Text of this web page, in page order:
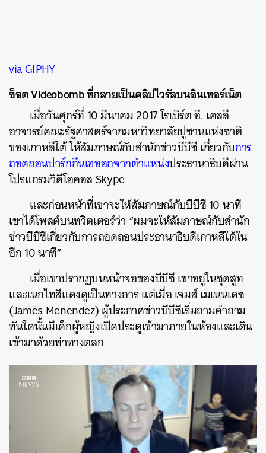
via GIPHY
ช็อต Videobomb ที่กลายเป็นคลิปไวรัลบนอินเทอร์เน็ต
เมื่อวันศุกร์ที่ 10 มีนาคม 2017 โรเบิร์ต อี. เคลลี
อาจารย์คณะรัฐศาสตร์จากมหาวิทยาลัยปูซานแห่งชาติ
ของเกาหลีใต้ ให้สัมภาษณ์กับสำนักข่าวบีบีซี เกี่ยวกับการ
ถอดถอนปาร์กกึนเฮออกจากตำแหน่งประธานาธิบดีผ่าน
โปรแกรมวิดีโอคอล Skype
และก่อนหน้าที่เขาจะให้สัมภาษณ์กับบีบีซี 10 นาที
เขาได้โพสต์บนทวิตเตอร์ว่า “ผมจะให้สัมภาษณ์กับสำนัก
ข่าวบีบีซีเกี่ยวกับการถอดถอนประธานาธิบดีเกาหลีใต้ใน
อีก 10 นาที”
เมื่อเขาปรากฏบนหน้าจอของบีบีซี เขาอยู่ในชุดสูท
และเนกไทสีแดงดูเป็นทางการ แต่เมื่อ เจมส์ เมเนนเดซ
(James Menendez) ผู้ประกาศข่าวบีบีซีเริ่มถามคำถาม
ทันใดนั้นมีเด็กผู้หญิงเปิดประตูเข้ามาภายในห้องและเดิน
เข้ามาด้วยท่าทางตลก